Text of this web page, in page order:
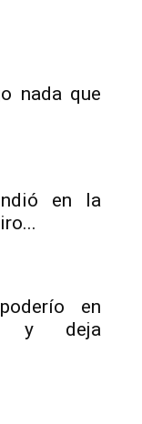
nada que
en la
en
y deja